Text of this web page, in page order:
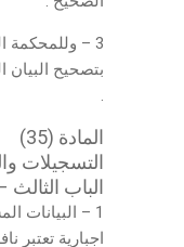
3 – وللمحكمة
بتصحيح البيان
.
المادة (35)
التسجيلات
الباب الثالث
1 – البيانات
اجبارية تعتبر